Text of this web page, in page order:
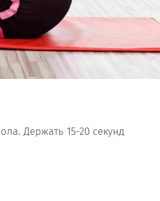
Держать 15-20 секунд